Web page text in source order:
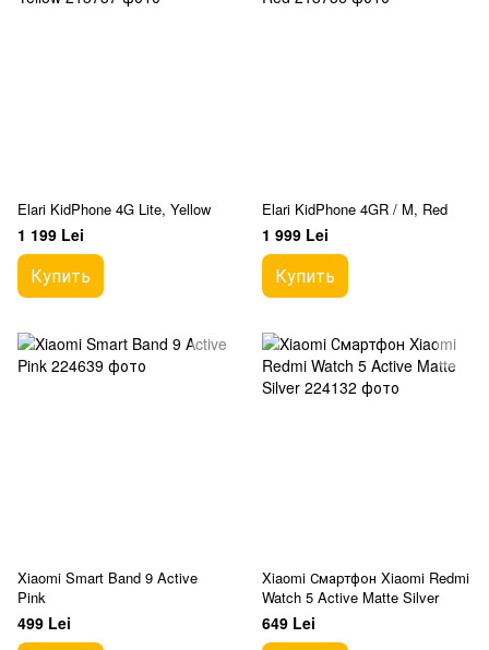
Elari KidPhone 4G Lite, Yellow
1 199 Lei
Купить
Elari KidPhone 4GR / M, Red
1 999 Lei
Купить
Xiaomi Smart Band 9 Active
Pink
499 Lei
Xiaomi Смартфон Xiaomi Redmi
Watch 5 Active Matte Silver
649 Lei